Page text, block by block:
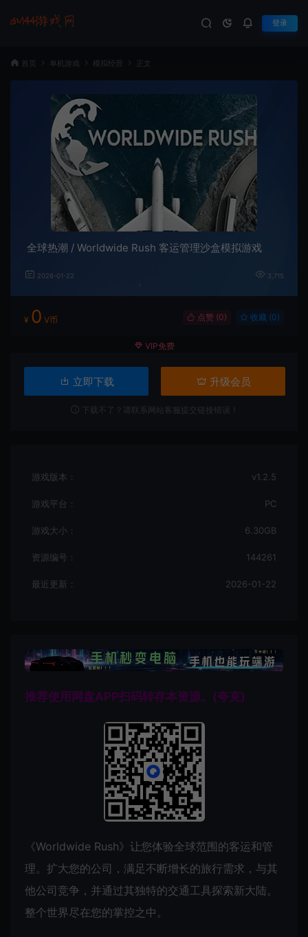
登录
首页 单机游戏 模拟经营 正文
全球热潮 / Worldwide Rush 客运管理沙盒模拟游戏
2026-01-22 3,715
¥ 0 V币 点赞 (0) 收藏 (0)
VIP免费
立即下载 升级会员
下载不了？请联系网站客服提交链接错误！
游戏版本： v1.2.5
游戏平台： PC
游戏大小： 6.30GB
资源编号： 144261
最近更新： 2026-01-22
推荐使用网盘APP扫码转存本资源。(夸克)
《Worldwide Rush》让您体验全球范围的客运和管
理。扩大您的公司，满足不断增长的旅行需求，与其
他公司竞争，并通过其独特的交通工具探索新大陆。
整个世界尽在您的掌控之中。